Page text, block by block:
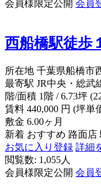
会員様限定公開 会員
西船橋駅徒歩
所在地 千葉県船橋市
最寄駅 JR中央・総武
階/面積 1階 / 6.73坪
賃料 440,000 円 (坪単
敷金 6.00ヶ月
新着 おすすめ 路面店
お気に入り登録 詳細
閲覧数: 1,055人
会員様限定公開 会員